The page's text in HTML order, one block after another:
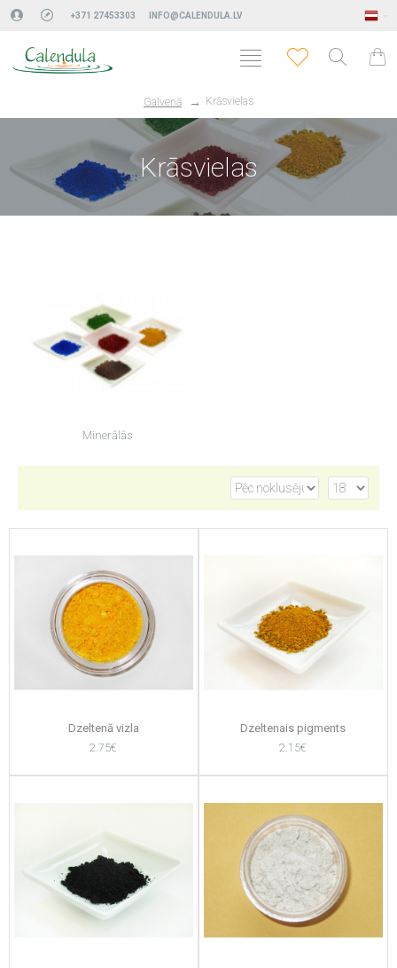
+371 27453303 INFO@CALENDULA.LV
Galvenā Krāsvielas
Krāsvielas
Minerālās
Dzeltenā vizla
2.75€
Dzeltenais pigments
2.15€